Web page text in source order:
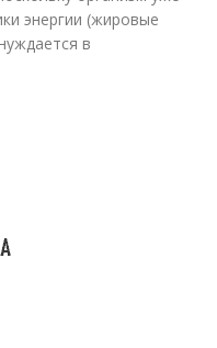
энергии (жировые
в